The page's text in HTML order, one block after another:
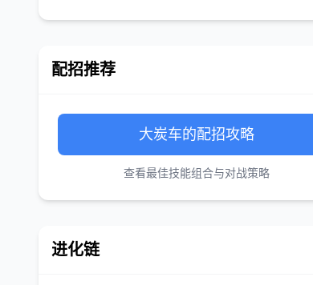
配招推荐
大炭车的配招攻略
查看最佳技能组合与对战策略
进化链